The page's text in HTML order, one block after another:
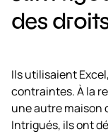
des
Ils utilisaient
contraintes. À la
une autre maison
Intrigués, ils ont